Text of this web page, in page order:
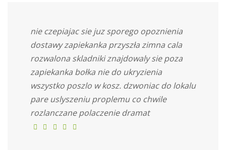
nie czepiajac sie juz sporego opoznienia
dostawy zapiekanka przyszła zimna cala
rozwalona skladniki znajdowaly sie poza
zapiekanka bołka nie do ukryzienia
wszystko poszlo w kosz. dzwoniac do lokalu
pare uslyszeniu proplemu co chwile
rozlanczane polaczenie dramat